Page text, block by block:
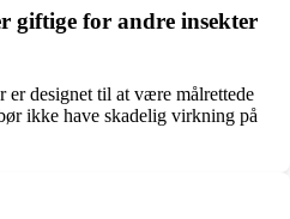
giftige for andre insekter
designet til at være målrettede
ikke have skadelig virkning på